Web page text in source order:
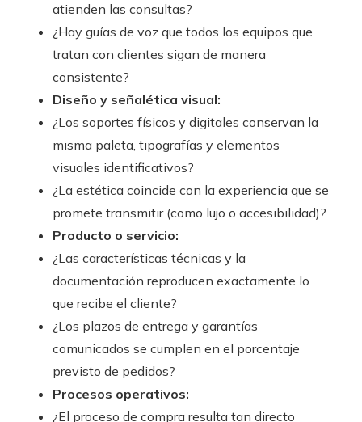
atienden las consultas?
¿Hay guías de voz que todos los equipos que
tratan con clientes sigan de manera
consistente?
Diseño y señalética visual:
¿Los soportes físicos y digitales conservan la
misma paleta, tipografías y elementos
visuales identificativos?
¿La estética coincide con la experiencia que se
promete transmitir (como lujo o accesibilidad)?
Producto o servicio:
¿Las características técnicas y la
documentación reproducen exactamente lo
que recibe el cliente?
¿Los plazos de entrega y garantías
comunicados se cumplen en el porcentaje
previsto de pedidos?
Procesos operativos:
¿El proceso de compra resulta tan directo